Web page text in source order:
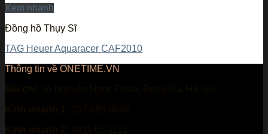
Xem nhanh
Đồng hồ Thụy Sĩ
TAG Heuer Aquaracer CAF2010
Thông tin về ONETIME.VN